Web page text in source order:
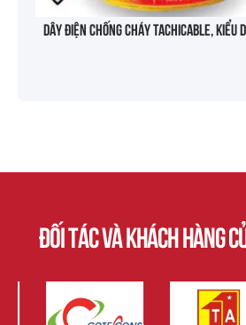
Dây điện chống cháy TACHICABLE, kiểu
Đối tác và khách hàng